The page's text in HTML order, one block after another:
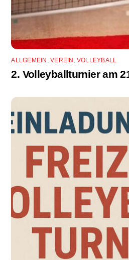
ALLGEMEIN ,VEREIN VOLLEYBALL
2. Volleyballturnier am